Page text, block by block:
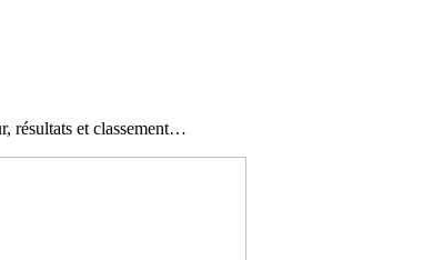
résultats et classement…